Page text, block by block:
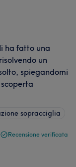
ha fatto una
un
spiegandomi
sopracciglia
Recensione verificata